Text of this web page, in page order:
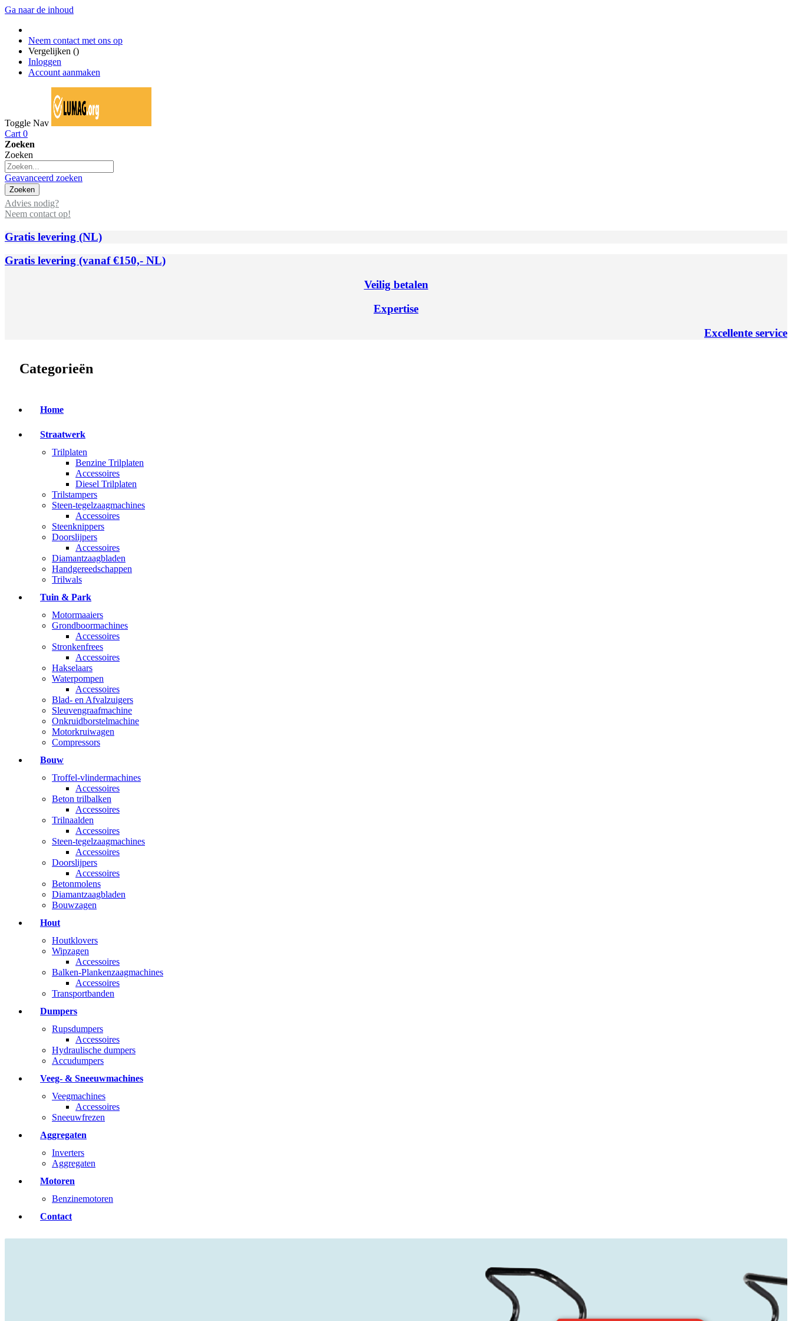
Ga naar de inhoud
Neem contact met ons op
Vergelijken ()
Inloggen
Account aanmaken
Toggle Nav
Cart 0
Zoeken
Zoeken
Geavanceerd zoeken
Zoeken
Advies nodig?
Neem contact op!
Gratis levering (NL)
Gratis levering (vanaf €150,- NL)
Veilig betalen
Expertise
Excellente service
Categorieën
Home
Straatwerk
Trilplaten
Benzine Trilplaten
Accessoires
Diesel Trilplaten
Trilstampers
Steen-tegelzaagmachines
Accessoires
Steenknippers
Doorslijpers
Accessoires
Diamantzaagbladen
Handgereedschappen
Trilwals
Tuin & Park
Motormaaiers
Grondboormachines
Accessoires
Stronkenfrees
Accessoires
Hakselaars
Waterpompen
Accessoires
Blad- en Afvalzuigers
Sleuvengraafmachine
Onkruidborstelmachine
Motorkruiwagen
Compressors
Bouw
Troffel-vlindermachines
Accessoires
Beton trilbalken
Accessoires
Trilnaalden
Accessoires
Steen-tegelzaagmachines
Accessoires
Doorslijpers
Accessoires
Betonmolens
Diamantzaagbladen
Bouwzagen
Hout
Houtklovers
Wipzagen
Accessoires
Balken-Plankenzaagmachines
Accessoires
Transportbanden
Dumpers
Rupsdumpers
Accessoires
Hydraulische dumpers
Accudumpers
Veeg- & Sneeuwmachines
Veegmachines
Accessoires
Sneeuwfrezen
Aggregaten
Inverters
Aggregaten
Motoren
Benzinemotoren
Contact